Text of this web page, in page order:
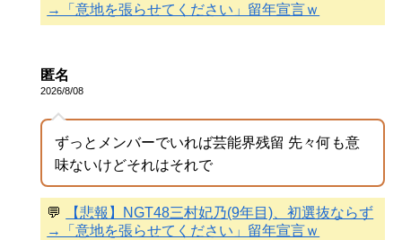
→「意地を張らせてください」留年宣言ｗ
匿名
2026/8/08
ずっとメンバーでいれば芸能界残留 先々何も意
味ないけどそれはそれで
💬
【悲報】NGT48三村妃乃(9年目)、初選抜ならず
→「意地を張らせてください」留年宣言ｗ